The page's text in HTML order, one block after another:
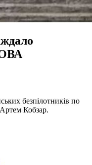
безпілотників по
Кобзар.